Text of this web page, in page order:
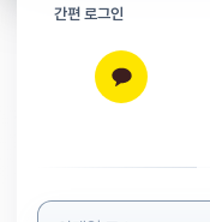
간편 로그인
로그인 정보 입력